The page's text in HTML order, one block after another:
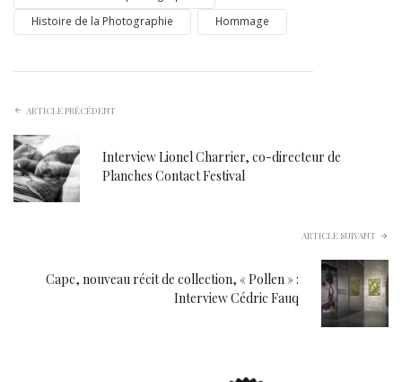
Histoire de la Photographie
Hommage
ARTICLE PRÉCÉDENT
Interview Lionel Charrier, co-directeur de
Planches Contact Festival
ARTICLE SUIVANT
Capc, nouveau récit de collection, « Pollen » :
Interview Cédric Fauq